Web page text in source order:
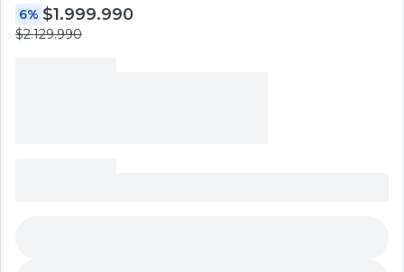
6% $1.999.990
$2.129.990